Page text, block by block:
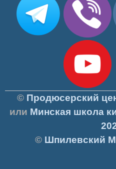
© Продюсерский
или Минская школа
© Шпилевский